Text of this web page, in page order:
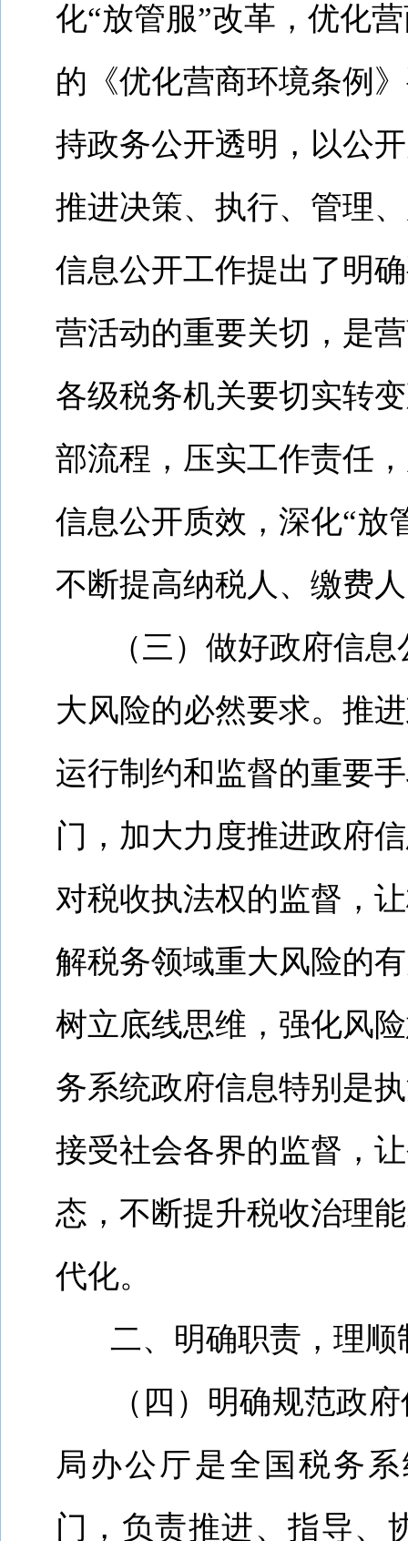
化“放管服”改革，优化
的《优化营商环境条例
持政务公开透明，以公
推进决策、执行、管理
信息公开工作提出了明
营活动的重要关切，是
各级税务机关要切实转
部流程，压实工作责任
信息公开质效，深化“放
不断提高纳税人、缴费
（三） 做好政府信
大风险的必然要求。 推
运行制约和监督的重要
门，加大力度推进政府
对税收执法权的监督，
解税务领域重大风险的
树立底线思维，强化风
务系统政府信息特别是
接受社会各界的监督，
态，不断提升税收治理
代化。
二、明确职责，理顺
（四）明确规范政
局办公厅是全国税务
门，负责推进、指导、